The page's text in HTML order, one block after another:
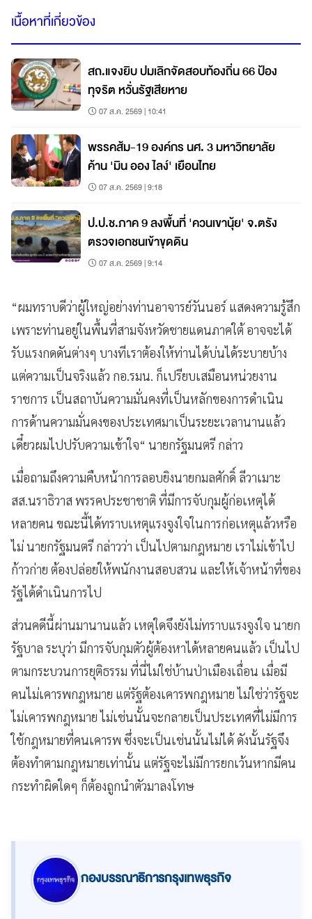
เนื้อหาที่เกี่ยวข้อง
สถ.แจงยิบ ปมเลิกจัดสอบท้องถิ่น 66 ป้อง
ทุจริต หวั่นรัฐเสียหาย
07 ส.ค. 2569 | 10:41
พรรคส้ม-19 องค์กร นศ. 3 มหาวิทยาลัย
ค้าน 'มิน ออง ไลง์' เยือนไทย
07 ส.ค. 2569 | 9:18
ป.ป.ช.ภาค 9 ลงพื้นที่ 'ควนเขานุ้ย' จ.ตรัง
ตรวจเอกชนเข้าขุดดิน
07 ส.ค. 2569 | 9:14
“ผมทราบดีว่าผู้ใหญ่อย่างท่านอาจารย์วันนอร์ แสดงความรู้สึก
เพราะท่านอยู่ในพื้นที่สามจังหวัดชายแดนภาคใต้ อาจจะได้
รับแรงกดดันต่างๆ บางทีเราต้องให้ท่านได้บ่นได้ระบายบ้าง
แต่ความเป็นจริงแล้ว กอ.รมน. ก็เปรียบเสมือนหน่วยงาน
ราชการ เป็นสถาบันความมั่นคงที่เป็นหลักของการดำเนิน
การด้านความมั่นคงของประเทศมาเป็นระยะเวลานานแล้ว
เดี๋ยวผมไปปรับความเข้าใจ“ นายกรัฐมนตรี กล่าว
เมื่อถามถึงความคืบหน้าการลอบยิงนายกมลศักดิ์ ลีวาเมาะ
สส.นราธิวาส พรรคประชาชาติ ที่มีการจับกุมผู้ก่อเหตุได้
หลายคน ขณะนี้ได้ทราบเหตุแรงจูงใจในการก่อเหตุแล้วหรือ
ไม่ นายกรัฐมนตรี กล่าวว่า เป็นไปตามกฎหมาย เราไม่เข้าไป
ก้าวก่าย ต้องปล่อยให้พนักงานสอบสวน และให้เจ้าหน้าที่ของ
รัฐได้ดำเนินการไป
ส่วนคดีนี้ผ่านมานานแล้ว เหตุใดจึงยังไม่ทราบแรงจูงใจ นายก
รัฐบาล ระบุว่า มีการจับกุมตัวผู้ต้องหาได้หลายคนแล้ว เป็นไป
ตามกระบวนการยุติธรรม ที่นี่ไม่ใช่บ้านป่าเมืองเถื่อน เมื่อมี
คนไม่เคารพกฎหมาย แต่รัฐต้องเคารพกฎหมาย ไม่ใช่ว่ารัฐจะ
ไม่เคารพกฎหมาย ไม่เช่นนั้นจะกลายเป็นประเทศที่ไม่มีการ
ใช้กฎหมายที่คนเคารพ ซึ่งจะเป็นเช่นนั้นไม่ได้ ดังนั้นรัฐจึง
ต้องทำตามกฎหมายเท่านั้น แต่รัฐจะไม่มีการยกเว้นหากมีคน
กระทำผิดใดๆ ก็ต้องถูกนำตัวมาลงโทษ
กองบรรณาธิการกรุงเทพธุรกิจ